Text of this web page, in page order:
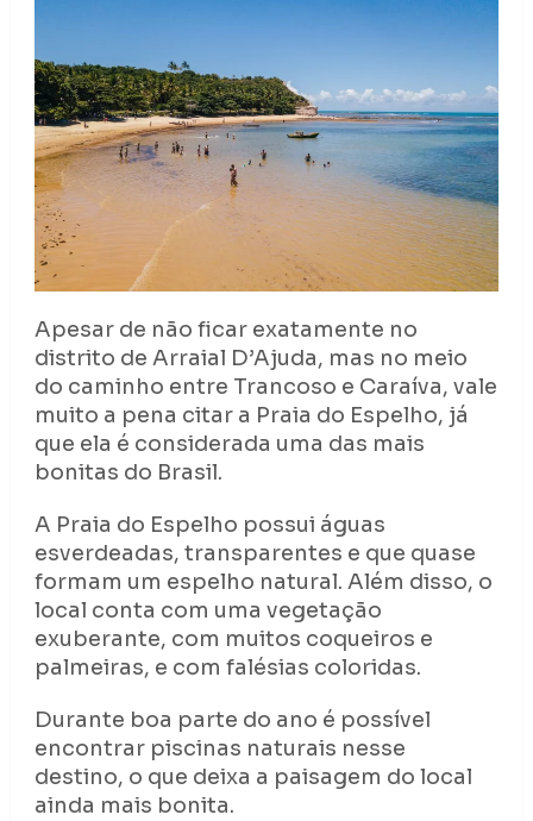
Apesar de não ficar exatamente no
distrito de Arraial D’Ajuda, mas no meio
do caminho entre Trancoso e Caraíva, vale
muito a pena citar a Praia do Espelho, já
que ela é considerada uma das mais
bonitas do Brasil.
A Praia do Espelho possui águas
esverdeadas, transparentes e que quase
formam um espelho natural. Além disso, o
local conta com uma vegetação
exuberante, com muitos coqueiros e
palmeiras, e com falésias coloridas.
Durante boa parte do ano é possível
encontrar piscinas naturais nesse
destino, o que deixa a paisagem do local
ainda mais bonita.